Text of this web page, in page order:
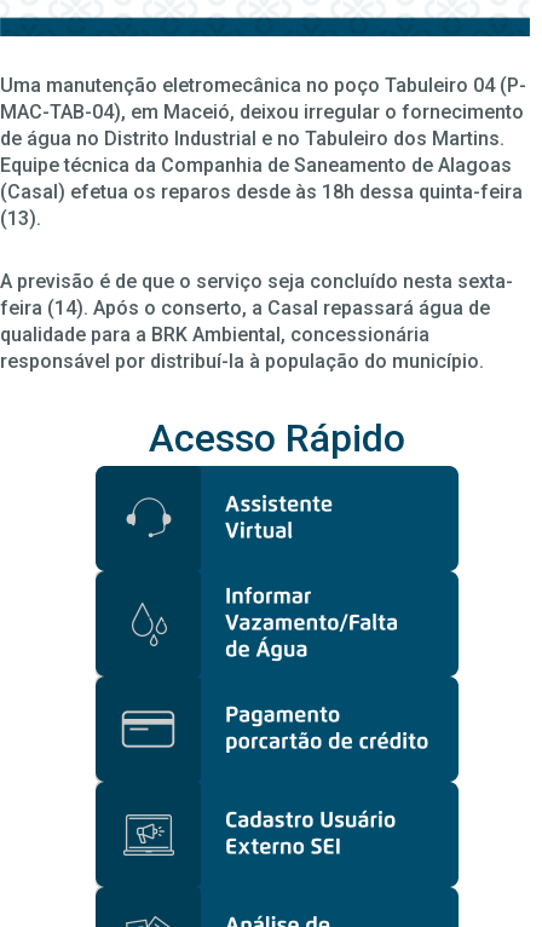
Uma manutenção eletromecânica no poço Tabuleiro 04 (P-
MAC-TAB-04), em Maceió, deixou irregular o fornecimento
de água no Distrito Industrial e no Tabuleiro dos Martins.
Equipe técnica da Companhia de Saneamento de Alagoas
(Casal) efetua os reparos desde às 18h dessa quinta-feira
(13).
A previsão é de que o serviço seja concluído nesta sexta-
feira (14). Após o conserto, a Casal repassará água de
qualidade para a BRK Ambiental, concessionária
responsável por distribuí-la à população do município.
Acesso Rápido